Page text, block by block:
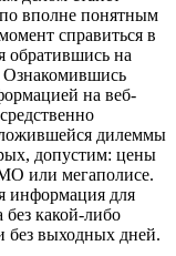
вполне понятным
справиться в
обратившись на
Ознакомившись
на веб-
дилеммы
допустим: цены
или мегаполисе.
информация для
без какой-либо
без выходных дней.